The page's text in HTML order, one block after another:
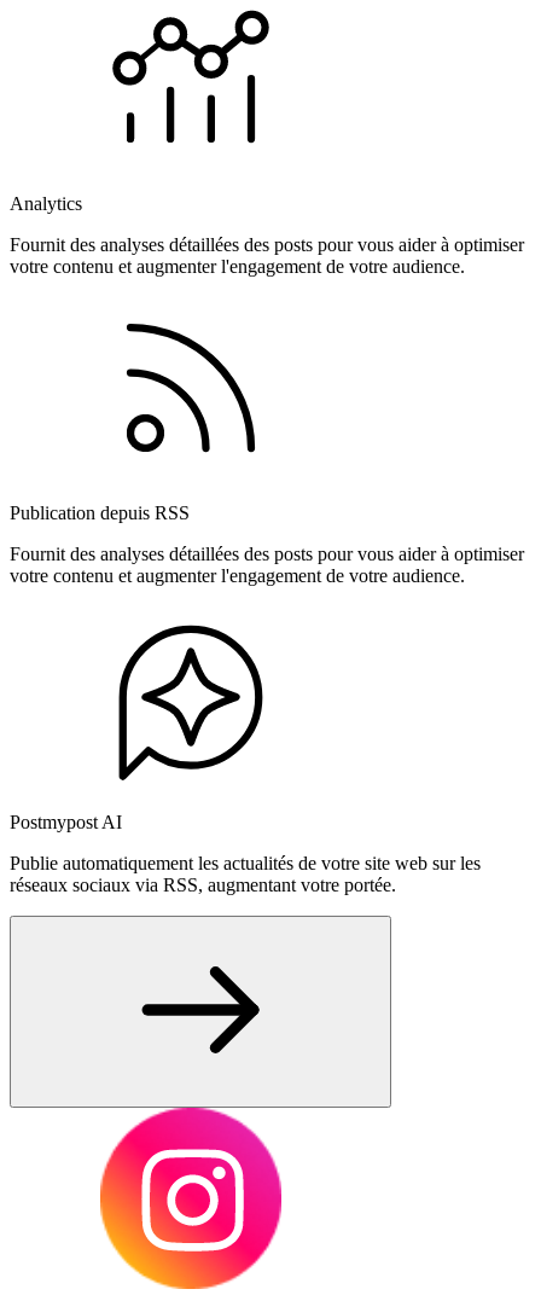
Analytics
Fournit des analyses détaillées des posts pour vous aider à optimiser
votre contenu et augmenter l'engagement de votre audience.
Publication depuis RSS
Fournit des analyses détaillées des posts pour vous aider à optimiser
votre contenu et augmenter l'engagement de votre audience.
Postmypost AI
Publie automatiquement les actualités de votre site web sur les
réseaux sociaux via RSS, augmentant votre portée.